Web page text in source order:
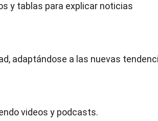
y tablas para explicar noticias
adaptándose a las nuevas
videos y podcasts.